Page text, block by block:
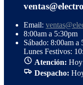
Email:
8:00am a 5:30pm
Sábado: 8:00am a
Lunes Festivos:
Atención:
Despacho: